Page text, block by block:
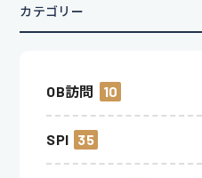
カテゴリー
OB訪問 10
SPI 35